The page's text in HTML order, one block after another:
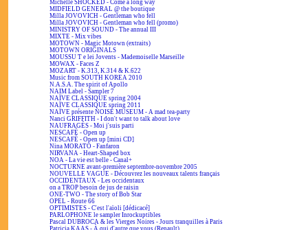
Michelle SHOCKED - Come a long way
MIDFIELD GENERAL @ the boutique
Milla JOVOVICH - Gentleman who fell
Milla JOVOVICH - Gentleman who fell (promo)
MINISTRY OF SOUND - The annual III
MIXTE - Mix vibes
MOTOWN - Magic Motown (extraits)
MOTOWN ORIGINALS
MOUSSU T e lei Jovents - Mademoiselle Marseille
MOWAX - Faces Z
MOZART - K.313, K.314 & K.622
Music from SOUTH KOREA 2010
N.A.S.A. The spirit of Apollo
NAIM Label - Sampler 7
NAÏVE CLASSIQUE spring 2004
NAÏVE CLASSIQUE spring 2011
NAÏVE présente NOISE MUSEUM - A mad tea-party
Nanci GRIFFITH - I don't want to talk about love
NAUFRAGÉS - Moi j'suis parti
NESCAFÉ - Open up
NESCAFÉ - Open up [mini CD]
Nina MORATO - Fanfaron
NIRVANA - Heart-Shaped box
NOA - La vie est belle - Canal+
NOCTURNE avant-première septembre-novembre 2005
NOUVELLE VAGUE - Découvrez les nouveaux talents français
OCCIDENTAUX - Les occidentaux
on a TROP besoin de jus de raisin
ONE-TWO - The story of Bob Star
OPEL - Route 66
OPTIMISTES - C'est l'aïoli [dédicacé]
PARLOPHONE le sampler Inrockuptibles
Pascal DUBROCA & les Vierges Noires - Jours tranquilles à Paris
Patricia KAAS - À qui d'autre que vous (Renault)